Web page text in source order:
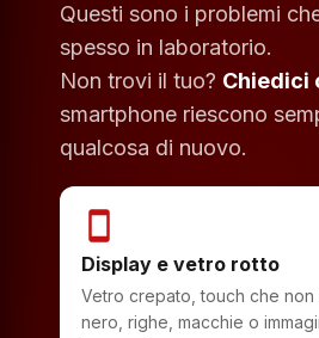
Questi sono i problemi
spesso in laboratorio.
Non trovi il tuo? Chiedici
smartphone riescono
qualcosa di nuovo.
smartphone
Display e vetro rotto
Vetro crepato, touch che non
nero, righe, macchie o